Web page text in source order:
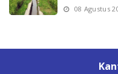
08 Agustus